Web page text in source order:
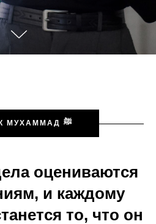
ПРОРОК МУХАММАД ﷺ
оцениваются
и каждому
то, что он